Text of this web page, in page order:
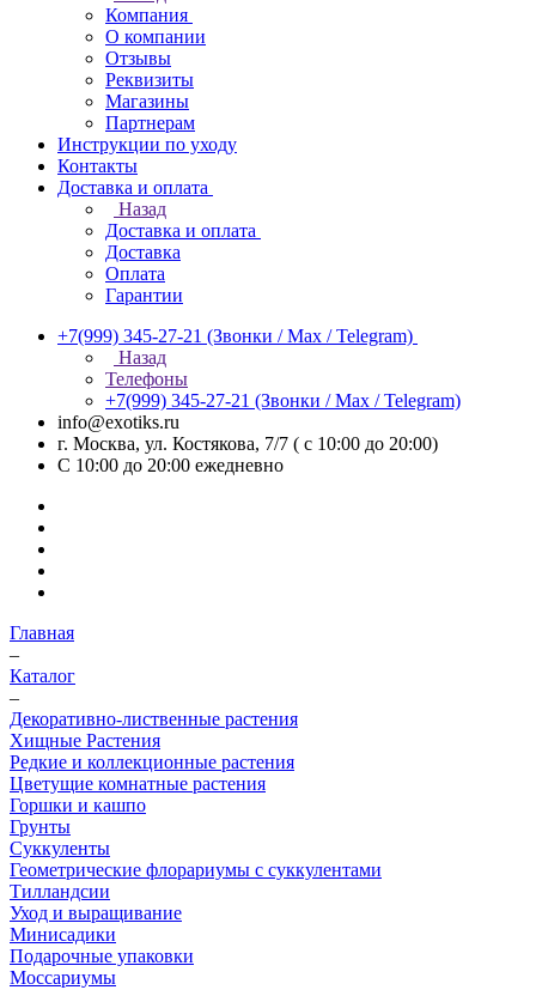
Компания
О компании
Отзывы
Реквизиты
Магазины
Партнерам
Инструкции по уходу
Контакты
Доставка и оплата
Назад
Доставка и оплата
Доставка
Оплата
Гарантии
+7(999) 345-27-21 (Звонки / Max / Telegram)
Назад
Телефоны
+7(999) 345-27-21 (Звонки / Max / Telegram)
info@exotiks.ru
г. Москва, ул. Костякова, 7/7 ( с 10:00 до 20:00)
С 10:00 до 20:00 ежедневно
Главная
–
Каталог
–
Декоративно-лиственные растения
Хищные Растения
Редкие и коллекционные растения
Цветущие комнатные растения
Горшки и кашпо
Грунты
Суккуленты
Геометрические флорариумы с суккулентами
Тилландсии
Уход и выращивание
Минисадики
Подарочные упаковки
Моссариумы